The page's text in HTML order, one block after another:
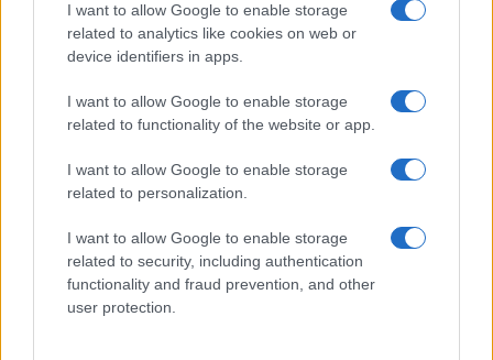
I want to allow Google to enable storage
related to analytics like cookies on web or
device identifiers in apps.
I want to allow Google to enable storage
related to functionality of the website or app.
I want to allow Google to enable storage
related to personalization.
I want to allow Google to enable storage
related to security, including authentication
functionality and fraud prevention, and other
user protection.
Condividi l'articolo
F
a
ce
b
o
o
k
T
w
it
te
r
Pi
n
te
re
st
W
h
at
s
A
p
S
h
a
Articolo precedente
Prossimo articolo
NOTIZIE RECENTI